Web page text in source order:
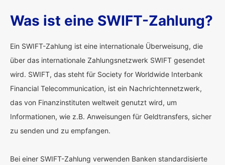
Was ist eine SWIFT-Zahlung?
Ein SWIFT-Zahlung ist eine internationale Überweisung, die
über das internationale Zahlungsnetzwerk SWIFT gesendet
wird. SWIFT, das steht für Society for Worldwide Interbank
Financial Telecommunication, ist ein Nachrichtennetzwerk,
das von Finanzinstituten weltweit genutzt wird, um
Informationen, wie z.B. Anweisungen für Geldtransfers, sicher
zu senden und zu empfangen.
Bei einer SWIFT-Zahlung verwenden Banken standardisierte